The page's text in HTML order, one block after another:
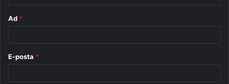
Ad *
E-posta *